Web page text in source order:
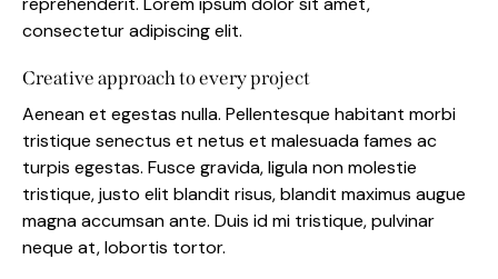
consectetur adipiscing elit.
Creative approach to every project
Aenean et egestas nulla. Pellentesque habitant morbi
tristique senectus et netus et malesuada fames ac
turpis egestas. Fusce gravida, ligula non molestie
tristique, justo elit blandit risus, blandit maximus augue
magna accumsan ante. Duis id mi tristique, pulvinar
neque at, lobortis tortor.